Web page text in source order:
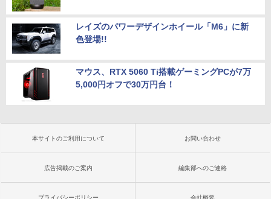
レイズのパワーデザインホイール「M6」に新
色登場!!
マウス、RTX 5060 Ti搭載ゲーミングPCが7万
5,000円オフで30万円台！
本サイトのご利用について お問い合わせ
広告掲載のご案内 編集部へのご連絡
プライバシーポリシー 会社概要